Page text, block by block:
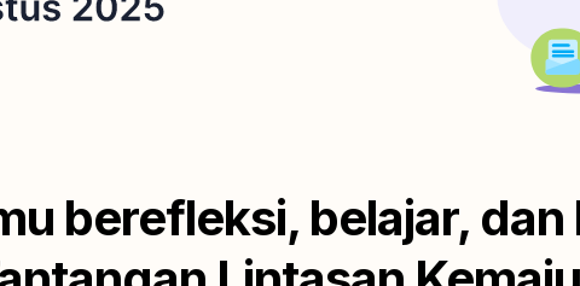
berefleksi, belajar,